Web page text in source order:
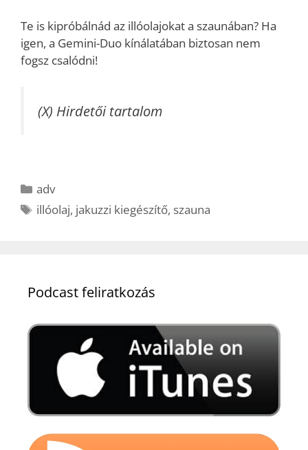
Te is kipróbálnád az illóolajokat a szaunában? Ha
igen, a Gemini-Duo kínálatában biztosan nem
fogsz csalódni!
(X) Hirdetői tartalom
Kategória
adv
Címkék
illóolaj, jakuzzi kiegészítő, szauna
Podcast feliratkozás